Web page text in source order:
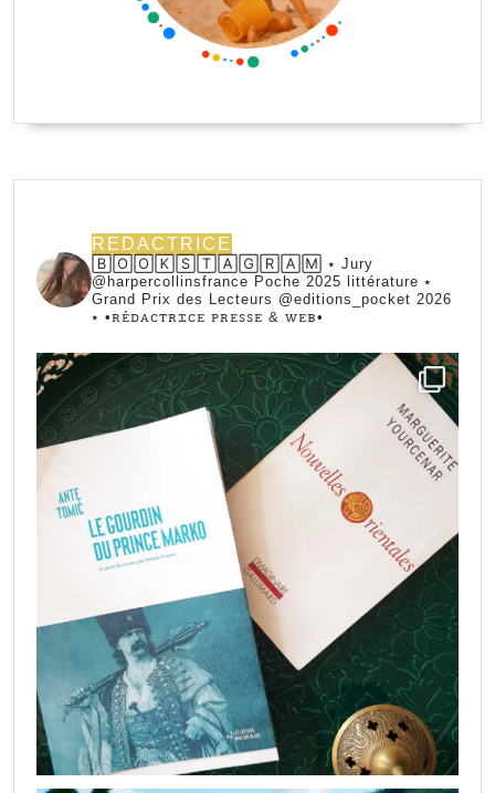
REDACTRICE
🄱🄾🄾🄺🅂🅃🄰🄶🅁🄰🄼 ⭑ Jury
@harpercollinsfrance Poche 2025 littérature ⭑
Grand Prix des Lecteurs @editions_pocket 2026
⭑ •ꭱꭼ́ꭰꭺꮯꭲꭱꮖꮯꭼ ꮲꭱꭼꮪꮪꭼ & ꮃꭼᏼ•